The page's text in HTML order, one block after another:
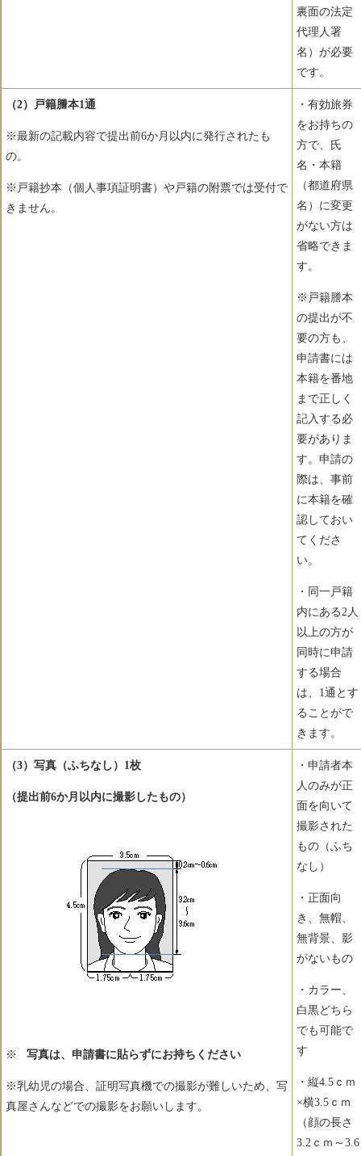
裏面の法定
代理人署
名）が必要
です。
（2）戸籍謄本1通
※最新の記載内容で提出前6か月以内に発行されたも
の。
※戸籍抄本（個人事項証明書）や戸籍の附票では受付で
きません。
・有効旅券
をお持ちの
方で、氏
名・本籍
（都道府県
名）に変更
がない方は
省略できま
す。
※戸籍謄本
の提出が不
要の方も、
申請書には
本籍を番地
まで正しく
記入する必
要がありま
す。申請の
際は、事前
に本籍を確
認しておい
てくださ
い。
・同一戸籍
内にある2人
以上の方が
同時に申請
する場合
は、1通とす
ることがで
きます。
（3）写真 （ふちなし） 1枚
（提出前6か月以内に撮影したもの）
※ 写真は、申請書に貼らずにお持ちください
※乳幼児の場合、証明写真機での撮影が難しいため、写
真屋さんなどでの撮影をお願いします。
・申請者本
人のみが正
面を向いて
撮影された
もの（ふち
なし）
・正面向
き、無帽、
無背景、影
がないもの
・カラー、
白黒どちら
でも可能で
す
・縦4.5ｃｍ
×横3.5ｃｍ
（顔の長さ
3.2ｃｍ～3.6